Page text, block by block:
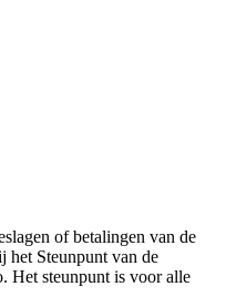
of betalingen van de
het Steunpunt van de
Het steunpunt is voor alle